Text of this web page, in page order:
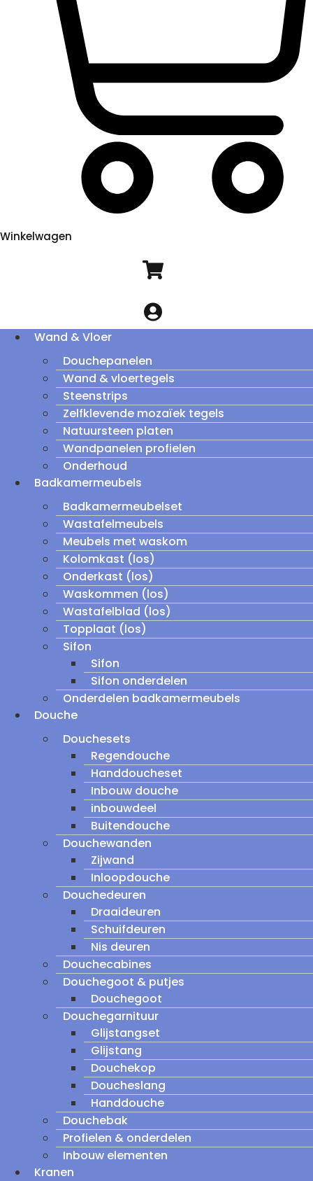
Winkelwagen
Wand & Vloer
Douchepanelen
Wand & vloertegels
Steenstrips
Zelfklevende mozaïek tegels
Natuursteen platen
Wandpanelen profielen
Onderhoud
Badkamermeubels
Badkamermeubelset
Wastafelmeubels
Meubels met waskom
Kolomkast (los)
Onderkast (los)
Waskommen (los)
Wastafelblad (los)
Topplaat (los)
Sifon
Sifon
Sifon onderdelen
Onderdelen badkamermeubels
Douche
Douchesets
Regendouche
Handdoucheset
Inbouw douche
inbouwdeel
Buitendouche
Douchewanden
Zijwand
Inloopdouche
Douchedeuren
Draaideuren
Schuifdeuren
Nis deuren
Douchecabines
Douchegoot & putjes
Douchegoot
Douchegarnituur
Glijstangset
Glijstang
Douchekop
Doucheslang
Handdouche
Douchebak
Profielen & onderdelen
Inbouw elementen
Kranen